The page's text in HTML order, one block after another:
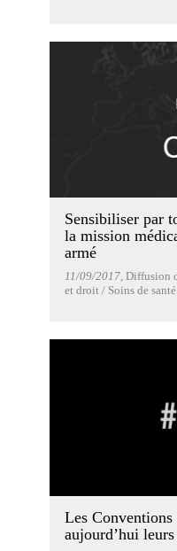
Sensibiliser par
la mission
armé
11/09/2017, Diffusion
et droit / Soins de
Les
aujourd’hui